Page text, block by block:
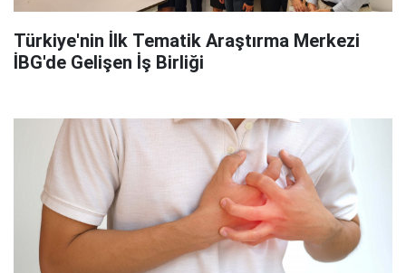
Türkiye'nin İlk Tematik Araştırma Merkezi
İBG'de Gelişen İş Birliği